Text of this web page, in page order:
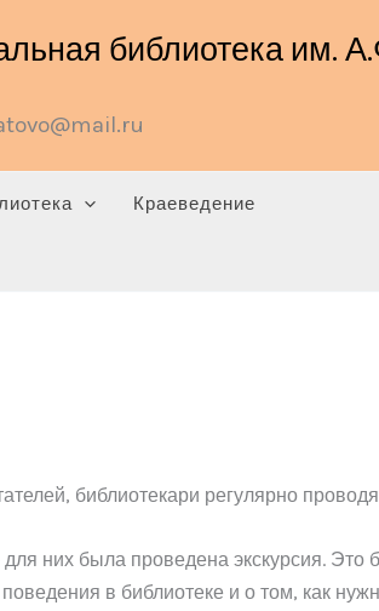
библиотека им.
Краеведение
библиотекари регулярно
для них была проведена экскурсия.
в библиотеке и о том, как